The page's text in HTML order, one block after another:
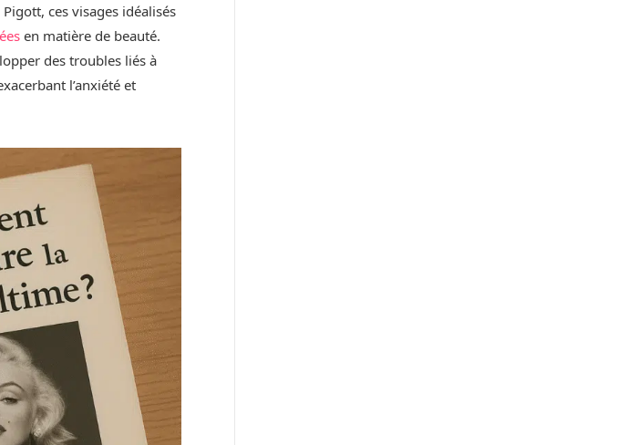
Pigott, ces visages idéalisés
en matière de beauté.
des troubles liés à
l’anxiété et